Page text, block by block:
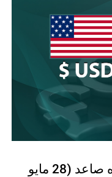
التحليل الفني للدولار ين: اتجاه صاعد (28 مايو